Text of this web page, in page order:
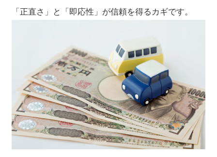
「正直さ」と「即応性」が信頼を得るカギです。